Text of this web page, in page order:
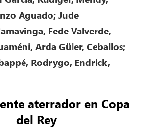
Aguado; Jude
Fede Valverde,
Arda Güler, Ceballos;
Rodrygo, Endrick,
aterrador en Copa
del Rey